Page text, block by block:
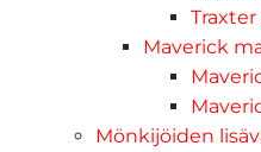
Traxter
Maverick
Mönkijöiden